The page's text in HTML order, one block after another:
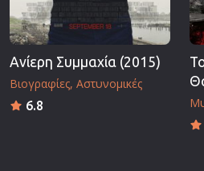
Ανίερη Συμμαχία (2015)
Βιογραφίες Αστυνομικές
6.8